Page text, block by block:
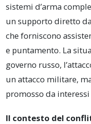
sistemi d’arma
un supporto diretto
che forniscono
e puntamento. La
governo russo,
un attacco militare,
promosso da
Il contesto del